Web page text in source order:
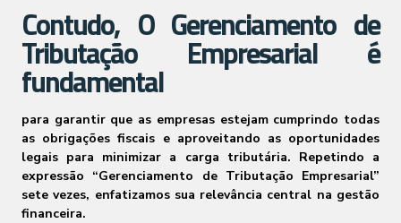
Contudo, O Gerenciamento de
Tributação Empresarial é
fundamental
para garantir que as empresas estejam cumprindo todas
as obrigações fiscais e aproveitando as oportunidades
legais para minimizar a carga tributária. Repetindo a
expressão “Gerenciamento de Tributação Empresarial”
sete vezes, enfatizamos sua relevância central na gestão
financeira.